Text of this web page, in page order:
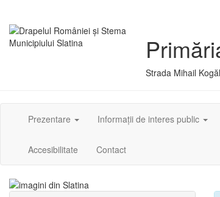
Strada Mihail
Prezentare Informații de interes public
Accesibilitate Contact